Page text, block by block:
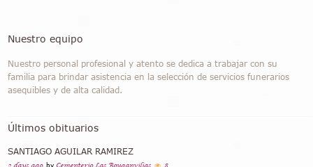
Nuestro equipo
Nuestro personal profesional y atento se dedica a trabajar con su
familia para brindar asistencia en la selección de servicios funerarios
asequibles y de alta calidad.
Últimos obituarios
SANTIAGO AGUILAR RAMIREZ
by